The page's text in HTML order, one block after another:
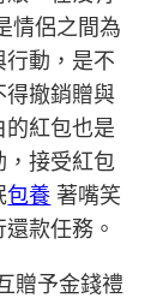
情侶之間為
行動，是不
得撤銷贈與
的紅包也是
，接受紅包
包養 著嘴笑
款任務。
贈予金錢禮